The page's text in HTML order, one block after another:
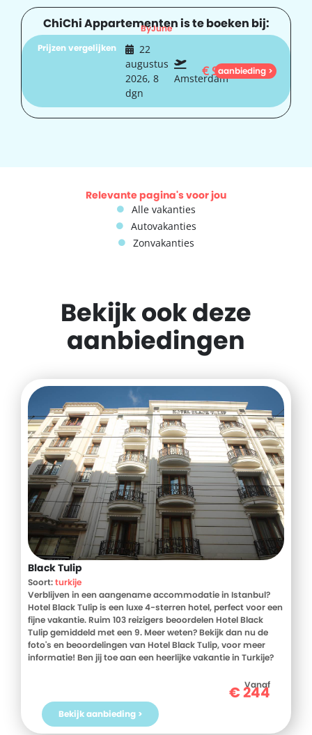
ChiChi Appartementen is te boeken bij:
ByJune
Prijzen vergelijken
22
augustus
2026, 8
dgn
Amsterdam
€997
aanbieding >
Relevante pagina's voor jou
Alle vakanties
Autovakanties
Zonvakanties
Bekijk ook deze
aanbiedingen
Black Tulip
Soort:turkije
Verblijven in een aangename accommodatie in Istanbul?
Hotel Black Tulip is een luxe 4-sterren hotel, perfect voor een
fijne vakantie. Ruim 103 reizigers beoordelen Hotel Black
Tulip gemiddeld met een 9. Meer weten? Bekijk dan nu de
foto's en beoordelingen van Hotel Black Tulip, voor meer
informatie! Ben jij toe aan een heerlijke vakantie in Turkije?
Vanaf
€244
Bekijk aanbieding >